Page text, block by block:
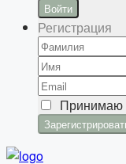
Войти
Регистрация
Принимаю